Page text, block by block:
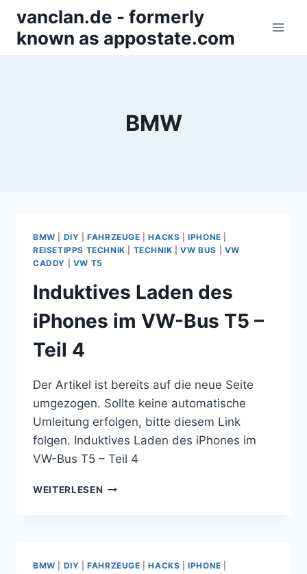
Inhalt
springen
vanclan.de - formerly
known as appostate.com
BMW
BMW DIY |FAHRZEUGE |HACKS |IPHONE
REISETIPPS TECHNIK
TECHNIK |VW BUS
VW
CADDY
VW T5
Induktives Laden des
iPhones im VW-Bus T5 –
Teil 4
Der Artikel ist bereits auf die neue Seite
umgezogen. Sollte keine automatische
Umleitung erfolgen, bitte diesem Link
folgen. Induktives Laden des iPhones im
VW-Bus T5 – Teil 4
WEITERLESEN INDUKTIVES
BMW DIY |FAHRZEUGE |HACKS |IPHONE